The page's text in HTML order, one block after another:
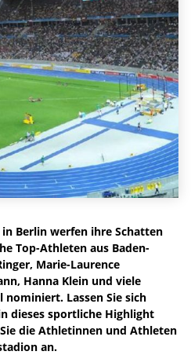
Berlin werfen ihre Schatten
Top-Athleten aus Baden-
Marie-Laurence
Hanna Klein und viele
Lassen Sie sich
dieses sportliche Highlight
die Athletinnen und Athleten
an.